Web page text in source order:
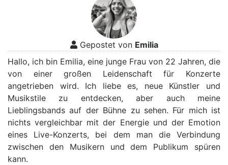
Gepostet von Emilia
Hallo, ich bin Emilia, eine junge Frau von 22 Jahren, die
von einer großen Leidenschaft für Konzerte
angetrieben wird. Ich liebe es, neue Künstler und
Musikstile zu entdecken, aber auch meine
Lieblingsbands auf der Bühne zu sehen. Für mich ist
nichts vergleichbar mit der Energie und der Emotion
eines Live-Konzerts, bei dem man die Verbindung
zwischen den Musikern und dem Publikum spüren
kann.